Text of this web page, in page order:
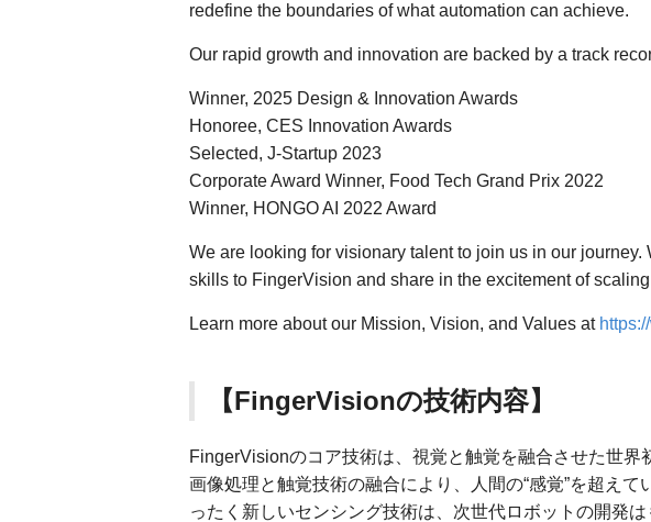
redefine the boundaries of what automation can achieve.
Our rapid growth and innovation are backed by a track
Winner, 2025 Design & Innovation Awards
Honoree, CES Innovation Awards
Selected, J-Startup 2023
Corporate Award Winner, Food Tech Grand Prix 2022
Winner, HONGO AI 2022 Award
We are looking for visionary talent to join us in our
skills to FingerVision and share in the excitement of
Learn more about our Mission, Vision, and Values at
【FingerVisionの技術内容】
FingerVisionのコア技術は、視覚と触覚を融合させた世界
画像処理と触覚技術の融合により、人間の“感覚”を超えて
ったく新しいセンシング技術は、次世代ロボットの開発